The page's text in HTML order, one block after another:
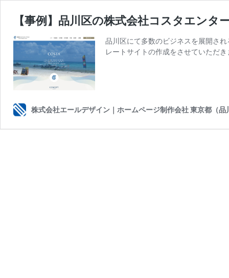
【事例】品川区の株式会社コスタエンタ
品川区にて多数のビジネスを展開さ
レートサイトの作成をさせていただ
株式会社エールデザイン｜ホームページ制作会社 東京都（